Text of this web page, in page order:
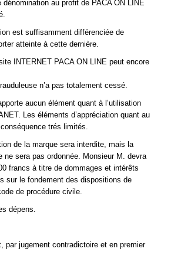
dénomination au profit de PACA ON LINE
est suffisamment différenciée de
atteinte à cette dernière.
INTERNET PACA ON LINE peut encore
n’a pas totalement cessé.
aucun élément quant à l’utilisation
Les éléments d’appréciation quant au
trés limités.
de la marque sera interdite, mais la
ne sera pas ordonnée. Monsieur M. devra
francs à titre de dommages et intérêts
sur le fondement des dispositions de
de procédure civile.
dépens.
par jugement contradictoire et en premier